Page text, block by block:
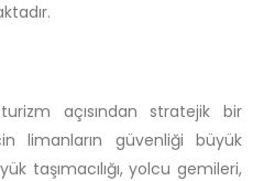
açısından stratejik bir
limanların güvenliği büyük
taşımacılığı, yolcu gemileri,